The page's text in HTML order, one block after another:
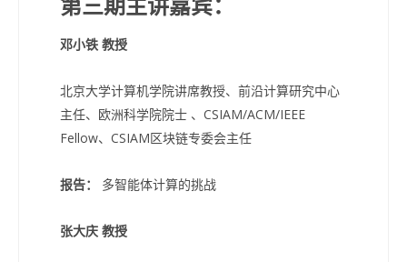
第三期主讲嘉宾：
邓小铁 教授
北京大学计算机学院讲席教授、前沿计算研究中心
主任、欧洲科学院院士 、CSIAM/ACM/IEEE
Fellow、CSIAM区块链专委会主任
报告： 多智能体计算的挑战
张大庆 教授